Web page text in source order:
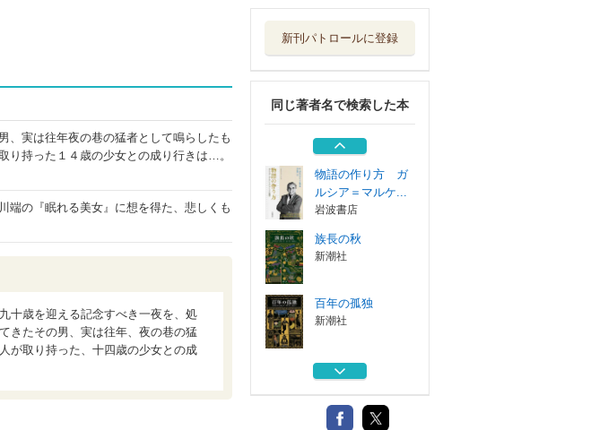
、実は往年夜の巷の猛者として鳴らしたも
り持った１４歳の少女との成り行きは…。
端の『眠れる美女』に想を得た、悲しくも
十歳を迎える記念すべき一夜を、処
きたその男、実は往年、夜の巷の猛
が取り持った、十四歳の少女との成
新刊パトロールに登録
同じ著者名で検索した本
出会いはいつも八
新潮社
海上保険の理論と
実務
弘文堂
物語の作り方 ガ
ルシア＝マルケ...
岩波書店
族長の秋
新潮社
百年の孤独
新潮社
出会いはいつも八
新潮社